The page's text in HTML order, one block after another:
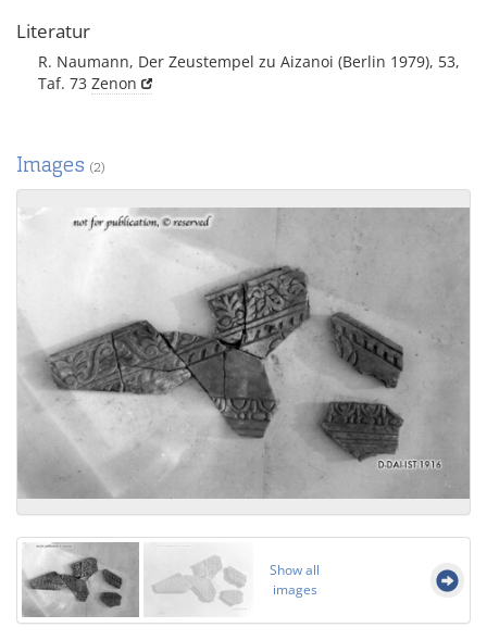
Literatur
R. Naumann, Der Zeustempel zu Aizanoi (Berlin 1979), 53,
Taf. 73 Zenon
Images (2)
Show all
images